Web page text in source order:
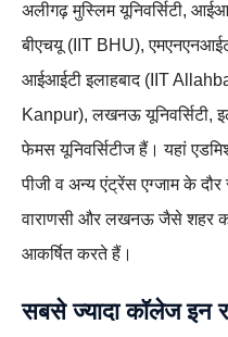
अलीगढ़ मुस्लिम यूनिवर्सिटी,
बीएचयू (IIT BHU),
आईआईटी इलाहबाद (IIT
Kanpur), लखनऊ यूनिवर्सिटी,
फेमस यूनिवर्सिटीज हैं। यहां
पीजी व अन्य एंट्रेंस एग्जाम के
वाराणसी और लखनऊ जैसे शहर
आकर्षित करते हैं।
सबसे ज्यादा कॉलेज इन